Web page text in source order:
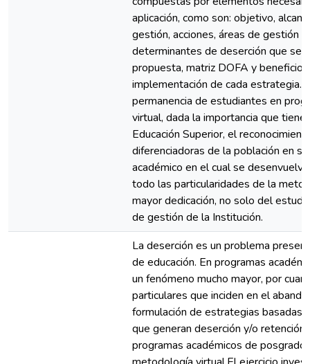
aplicación, como son: objetivo,
gestión, acciones, áreas de gestión
determinantes de deserción que se
propuesta, matriz DOFA y
implementación de cada
permanencia de estudiantes en
virtual, dada la importancia que
Educación Superior, el
diferenciadoras de la población en
académico en el cual se
todo las particularidades de la
mayor dedicación, no solo del
de gestión de la Institución.
La deserción es un problema
de educación. En programas
un fenómeno mucho mayor, por
particulares que inciden en el
formulación de estrategias basadas
que generan deserción y/o
programas académicos de